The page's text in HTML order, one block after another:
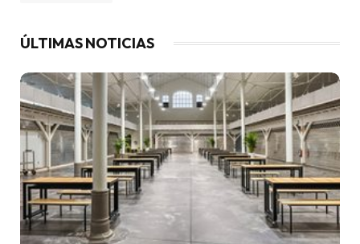
ÚLTIMAS NOTICIAS